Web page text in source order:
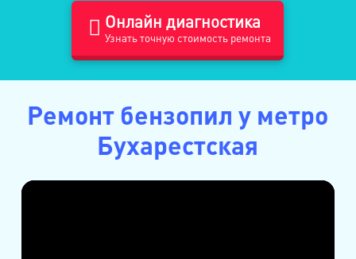
Онлайн диагностика
Узнать точную стоимость ремонта
Ремонт бензопил у метро
Бухарестская